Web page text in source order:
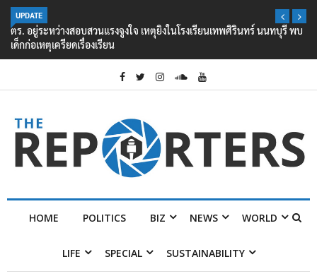
UPDATE
ตร. อยู่ระหว่างสอบสวนแรงจูงใจ เหตุยิงในโรงเรียนเทพศิรินทร์ นนทบุรี พบ
เด็กก่อเหตุเครียดเรื่องเรียน
HOME POLITICS BIZ NEWS WORLD
LIFE SPECIAL SUSTAINABILITY